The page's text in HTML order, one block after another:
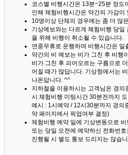
코스별 비행시간은 13분~25분 정도
인해 체험비행시간은 약간의 가감이
10명이상 단체의 경우에는 좀 더 많
기상예보와는 다르게 체험비행 당일
을 위해 비행이 취소될 수 있습니다.
연중무휴로 운행하며 비행시간은 일
약간의 비 예보는 비가 그친 후 비행
비가 그친 후 피어오르는 구름으로
어질 때가 많답니다. 기상청에서는
나온답니다. ^^
지하철을 이용하시는 고객님은 경
시 체험비행 미팅시간 30분전까지
예시 : 1시예약 / 12시30분까지 경의
약 페이지에서 픽업여부 결정)
체험비행 예약 일에 기상변동으로
또는 당일 오전에 예약하신 전화번
진행될 시 별도 통보 드리지는 않습